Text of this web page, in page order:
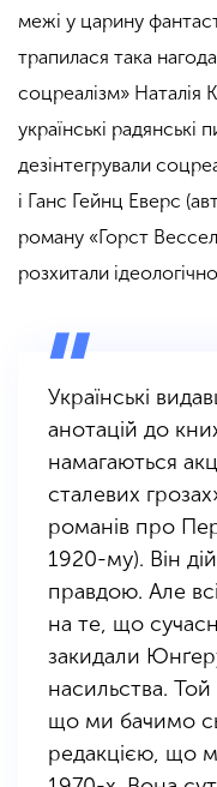
межі у царину
трапилася така
соцреалізм»
українські
дезінтегрували
і Ганс Гейнц Еверс
роману «Горст
розхитали
Українські
анотацій до
намагаються
сталевих
романів про
1920-му). Він
правдою. Але
на те, що
закидали
насильства.
що ми бачимо
редакцією, що